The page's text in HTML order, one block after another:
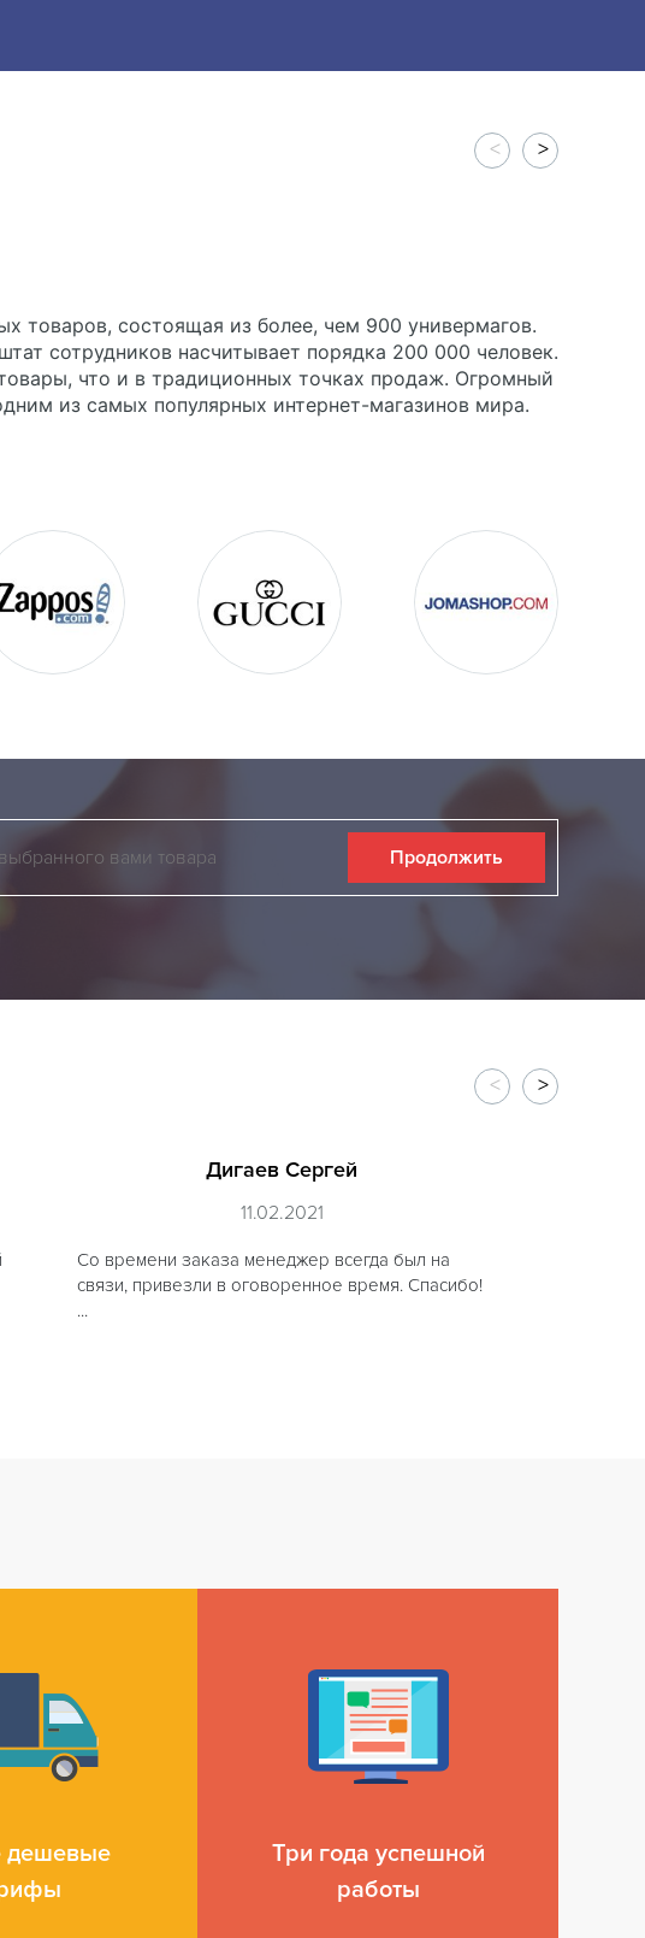
товаров, состоящая из более, чем 900 универмагов.
сотрудников насчитывает порядка 200 000 человек.
что и в традиционных точках продаж. Огромный
из самых популярных интернет-магазинов мира.
Дигаев Сергей
11.02.2021
Со времени заказа менеджер всегда был на
связи, привезли в оговоренное время. Спасибо!
...
Три года успешной
работы